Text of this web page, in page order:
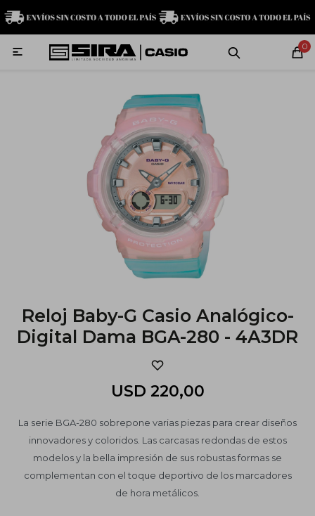
0

Reloj Baby-G Casio Analógico-
Digital Dama BGA-280 - 4A3DR
USD 220,00
La serie BGA-280 sobrepone varias piezas para crear diseños
innovadores y coloridos. Las carcasas redondas de estos
modelos y la bella impresión de sus robustas formas se
complementan con el toque deportivo de los marcadores
de hora metálicos.
MI CUENTA
Relojes Servicio técnico Contacto